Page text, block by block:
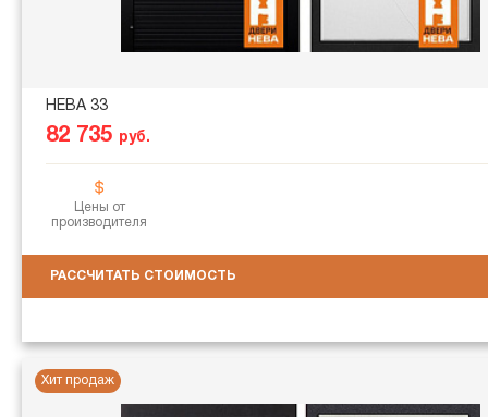
НЕВА 33
82 735 руб.
Цены от
производителя
РАССЧИТАТЬ СТОИМОСТЬ
Хит продаж